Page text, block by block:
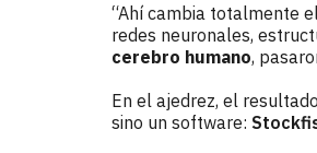
“Ahí cambia totalmente
redes neuronales,
cerebro humano,
En el ajedrez, el
sino un software: